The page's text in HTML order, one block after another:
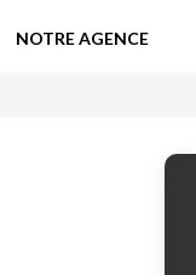
NOTRE AGENCE